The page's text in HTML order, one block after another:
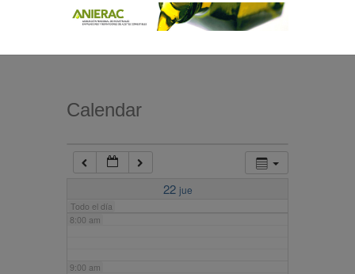
Calendar
22 jue
Todo el día
7:00 am
8:00 am
9:00 am